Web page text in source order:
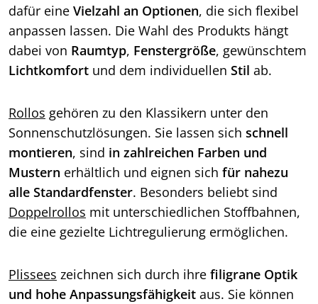
dafür eine Vielzahl an Optionen, die sich flexibel
anpassen lassen. Die Wahl des Produkts hängt
dabei von Raumtyp, Fenstergröße, gewünschtem
Lichtkomfort und dem individuellen Stil ab.
Rollos gehören zu den Klassikern unter den
Sonnenschutzlösungen. Sie lassen sich schnell
montieren, sind in zahlreichen Farben und
Mustern erhältlich und eignen sich für nahezu
alle Standardfenster. Besonders beliebt sind
Doppelrollos mit unterschiedlichen Stoffbahnen,
die eine gezielte Lichtregulierung ermöglichen.
Plissees zeichnen sich durch ihre filigrane Optik
und hohe Anpassungsfähigkeit aus. Sie können